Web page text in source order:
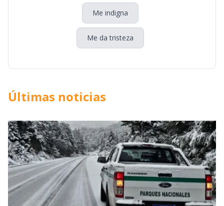
Me indigna
Me da tristeza
Últimas noticias